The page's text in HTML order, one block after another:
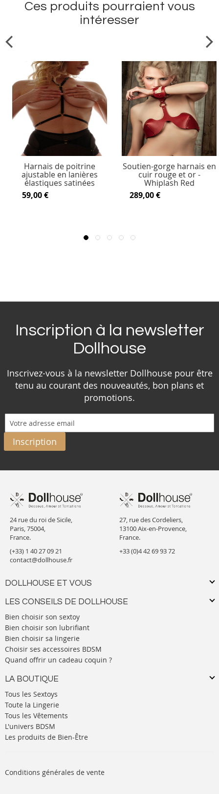
Ces produits pourraient vous
intéresser
Harnais de poitrine
ajustable en lanières
élastiques satinées
59,00 €
Soutien-gorge harnais en
cuir rouge et or -
Whiplash Red
289,00 €
Inscription à la newsletter
Dollhouse
Inscrivez-vous à la newsletter Dollhouse pour être
tenu au courant des nouveautés, bon plans et
promotions.
Inscription
24 rue du roi de Sicile,
Paris, 75004,
France.
(+33) 1 40 27 09 21
contact@dollhouse.fr
DOLLHOUSE ET VOUS
LES CONSEILS DE DOLLHOUSE
Bien choisir son sextoy
Bien choisir son lubrifiant
Bien choisir sa lingerie
Choisir ses accessoires BDSM
Quand offrir un cadeau coquin ?
LA BOUTIQUE
Tous les Sextoys
Toute la Lingerie
Tous les Vêtements
L'univers BDSM
Les produits de Bien-Être
27, rue des Cordeliers,
13100 Aix-en-Provence,
France.
+33 (0)4 42 69 93 72
Conditions générales de vente